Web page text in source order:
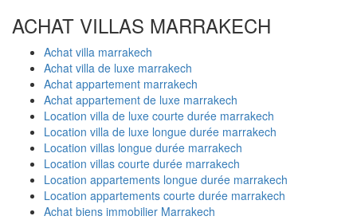
ACHAT VILLAS MARRAKECH
Achat villa marrakech
Achat villa de luxe marrakech
Achat appartement marrakech
Achat appartement de luxe marrakech
Location villa de luxe courte durée marrakech
Location villa de luxe longue durée marrakech
Location villas longue durée marrakech
Location villas courte durée marrakech
Location appartements longue durée marrakech
Location appartements courte durée marrakech
Achat biens immobilier Marrakech